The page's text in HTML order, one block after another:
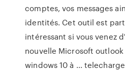
comptes, vos messages
identités. Cet outil est
intéressant si vous venez
nouvelle Microsoft
windows 10 à ...